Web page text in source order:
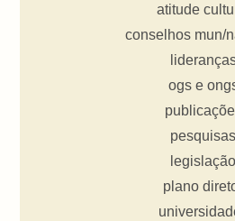
atitude
conselhos mun/
ogs e
pesquisas
legislação
plano